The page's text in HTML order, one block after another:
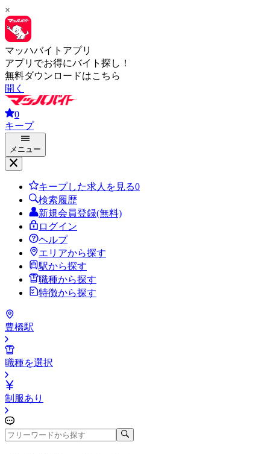
×
マッハバイトアプリ
アプリでお得にバイト探し！
無料ダウンロードはこちら
開く
0
キープ
メニュー
キープした求人を見る0
検索履歴
新規会員登録(無料)
ログイン
ヘルプ
エリアから探す
駅から探す
職種から探す
特徴から探す
豊橋駅
職種を選択
制服あり